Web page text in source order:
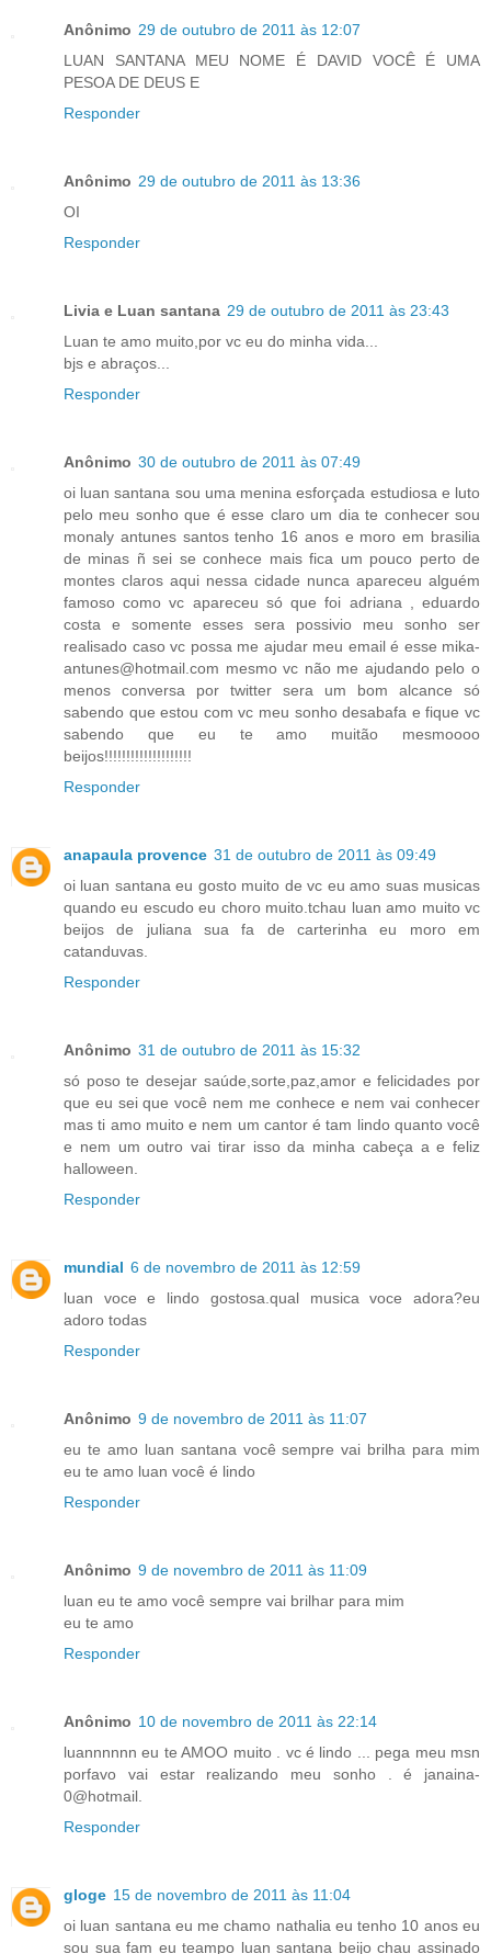
Anônimo 29 de outubro de 2011 às 12:07
LUAN SANTANA MEU NOME É DAVID VOCÊ É UMA
PESOA DE DEUS E
Responder
Anônimo 29 de outubro de 2011 às 13:36
OI
Responder
Livia e Luan santana 29 de outubro de 2011 às 23:43
Luan te amo muito,por vc eu do minha vida...
bjs e abraços...
Responder
Anônimo 30 de outubro de 2011 às 07:49
oi luan santana sou uma menina esforçada estudiosa e luto
pelo meu sonho que é esse claro um dia te conhecer sou
monaly antunes santos tenho 16 anos e moro em brasilia
de minas ñ sei se conhece mais fica um pouco perto de
montes claros aqui nessa cidade nunca apareceu alguém
famoso como vc apareceu só que foi adriana , eduardo
costa e somente esses sera possivio meu sonho ser
realisado caso vc possa me ajudar meu email é esse mika-
antunes@hotmail.com mesmo vc não me ajudando pelo o
menos conversa por twitter sera um bom alcance só
sabendo que estou com vc meu sonho desabafa e fique vc
sabendo que eu te amo muitão mesmoooo
beijos!!!!!!!!!!!!!!!!!!!!
Responder
anapaula provence 31 de outubro de 2011 às 09:49
oi luan santana eu gosto muito de vc eu amo suas musicas
quando eu escudo eu choro muito.tchau luan amo muito vc
beijos de juliana sua fa de carterinha eu moro em
catanduvas.
Responder
Anônimo 31 de outubro de 2011 às 15:32
só poso te desejar saúde,sorte,paz,amor e felicidades por
que eu sei que você nem me conhece e nem vai conhecer
mas ti amo muito e nem um cantor é tam lindo quanto você
e nem um outro vai tirar isso da minha cabeça a e feliz
halloween.
Responder
mundial 6 de novembro de 2011 às 12:59
luan voce e lindo gostosa.qual musica voce adora?eu
adoro todas
Responder
Anônimo 9 de novembro de 2011 às 11:07
eu te amo luan santana você sempre vai brilha para mim
eu te amo luan você é lindo
Responder
Anônimo 9 de novembro de 2011 às 11:09
luan eu te amo você sempre vai brilhar para mim
eu te amo
Responder
Anônimo 10 de novembro de 2011 às 22:14
luannnnnn eu te AMOO muito . vc é lindo ... pega meu msn
porfavo vai estar realizando meu sonho . é janaina-
0@hotmail.
Responder
gloge 15 de novembro de 2011 às 11:04
oi luan santana eu me chamo nathalia eu tenho 10 anos eu
sou sua fam eu teampo luan santana beijo chau assinado